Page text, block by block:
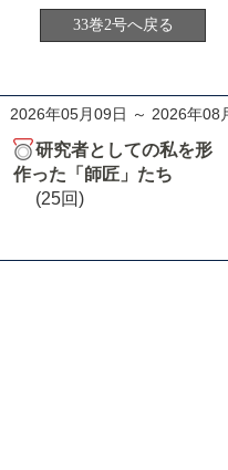
33巻2号へ戻る
2026年05月09日 ～ 2026年08
研究者としての私を形
作った「師匠」たち
(25回)